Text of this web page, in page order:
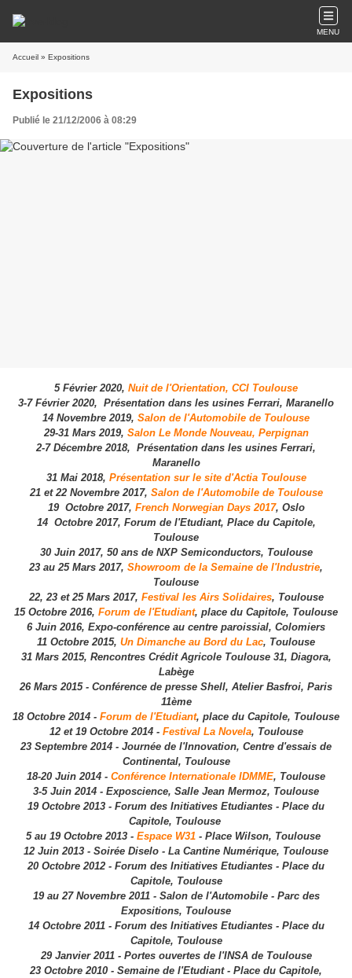
MENU
Accueil » Expositions
Expositions
Publié le 21/12/2006 à 08:29
5 Février 2020, Nuit de l'Orientation, CCI Toulouse
3-7 Février 2020, Présentation dans les usines Ferrari, Maranello
14 Novembre 2019, Salon de l'Automobile de Toulouse
29-31 Mars 2019, Salon Le Monde Nouveau, Perpignan
2-7 Décembre 2018, Présentation dans les usines Ferrari,
Maranello
31 Mai 2018, Présentation sur le site d'Actia Toulouse
21 et 22 Novembre 2017, Salon de l'Automobile de Toulouse
19 Octobre 2017, French Norwegian Days 2017, Oslo
14 Octobre 2017, Forum de l'Etudiant, Place du Capitole,
Toulouse
30 Juin 2017, 50 ans de NXP Semiconductors, Toulouse
23 au 25 Mars 2017, Showroom de la Semaine de l'Industrie,
Toulouse
22, 23 et 25 Mars 2017, Festival les Airs Solidaires, Toulouse
15 Octobre 2016, Forum de l'Etudiant, place du Capitole, Toulouse
6 Juin 2016, Expo-conférence au centre paroissial, Colomiers
11 Octobre 2015, Un Dimanche au Bord du Lac, Toulouse
31 Mars 2015, Rencontres Crédit Agricole Toulouse 31, Diagora,
Labège
26 Mars 2015 - Conférence de presse Shell, Atelier Basfroi, Paris
11ème
18 Octobre 2014 - Forum de l'Etudiant, place du Capitole, Toulouse
12 et 19 Octobre 2014 - Festival La Novela, Toulouse
23 Septembre 2014 - Journée de l'Innovation, Centre d'essais de
Continental, Toulouse
18-20 Juin 2014 - Conférence Internationale IDMME, Toulouse
3-5 Juin 2014 - Exposcience, Salle Jean Mermoz, Toulouse
19 Octobre 2013 - Forum des Initiatives Etudiantes - Place du
Capitole, Toulouse
5 au 19 Octobre 2013 - Espace W31- Place Wilson, Toulouse
12 Juin 2013 - Soirée Diselo - La Cantine Numérique, Toulouse
20 Octobre 2012 - Forum des Initiatives Etudiantes - Place du
Capitole, Toulouse
19 au 27 Novembre 2011 - Salon de l'Automobile - Parc des
Expositions, Toulouse
14 Octobre 2011 - Forum des Initiatives Etudiantes - Place du
Capitole, Toulouse
29 Janvier 2011 - Portes ouvertes de l'INSA de Toulouse
23 Octobre 2010 - Semaine de l'Etudiant - Place du Capitole,